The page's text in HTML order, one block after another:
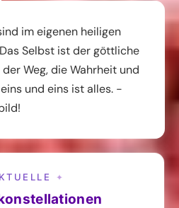
im eigenen heiligen
Selbst ist der göttliche
Weg, die Wahrheit und
und eins ist alles. -
✦